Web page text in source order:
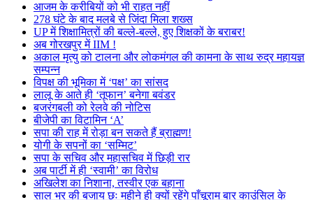
आजम के करीबियों को भी राहत नहीं
278 घंटे के बाद मलबे से जिंदा मिला शख्स
UP में शिक्षामित्रों की बल्ले-बल्ले, हुए शिक्षकों के बराबर!
अब गोरखपुर में IIM !
अकाल मृत्यु को टालना और लोकमंगल की कामना के साथ रुद्र महायज्ञ
सम्पन्न
विपक्ष की भूमिका में ‘पक्ष’ का सांसद
लालू के आते ही ‘तूफान’ बनेगा बवंडर
बजरंगबली को रेलवे की नोटिस
बीजेपी का विटामिन ‘A’
सपा की राह में रोड़ा बन सकते हैं ब्राह्मण!
योगी के सपनों का ‘सम्मिट’
सपा के सचिव और महासचिव में छिड़ी रार
अब पार्टी में ही ‘स्वामी’ का विरोध
अखिलेश का निशाना, तस्वीर एक बहाना
साल भर की बजाय छः महीने ही क्यों रहेंगे पाँचूराम बार काउंसिल के